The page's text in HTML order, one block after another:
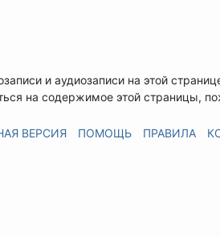
и аудиозаписи на этой
на содержимое этой страницы,
ВЕРСИЯ ПОМОЩЬ ПРАВИЛА